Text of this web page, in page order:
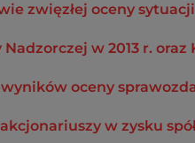
zwięzłej oceny sytuacji
Nadzorczej w 2013 r.
oceny
w zysku